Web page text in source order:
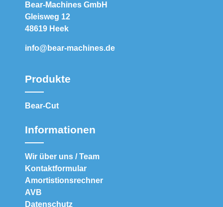
Bear-Machines GmbH
Gleisweg 12
48619 Heek
info@bear-machines.de
Produkte
Bear-Cut
Informationen
Wir über uns / Team
Kontaktformular
Amortistionsrechner
AVB
Datenschutz